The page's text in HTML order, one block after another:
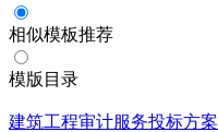
相似模板推荐
模版目录
建筑工程审计服务投标方案